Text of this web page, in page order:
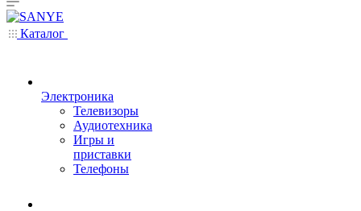
Каталог
Электроника
Телевизоры
Аудиотехника
Игры и
приставки
Телефоны